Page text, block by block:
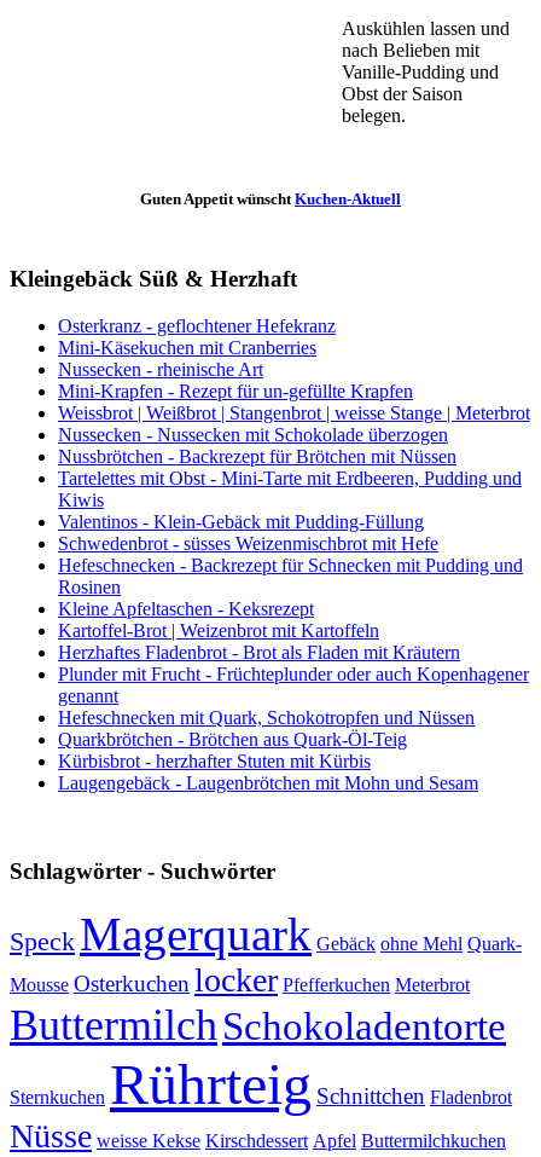
Auskühlen lassen und
nach Belieben mit
Vanille-Pudding und
Obst der Saison
belegen.
Guten Appetit wünscht Kuchen-Aktuell
Kleingebäck Süß & Herzhaft
Osterkranz - geflochtener Hefekranz
Mini-Käsekuchen mit Cranberries
Nussecken - rheinische Art
Mini-Krapfen - Rezept für un-gefüllte Krapfen
Weissbrot | Weißbrot | Stangenbrot | weisse Stange | Meterbrot
Nussecken - Nussecken mit Schokolade überzogen
Nussbrötchen - Backrezept für Brötchen mit Nüssen
Tartelettes mit Obst - Mini-Tarte mit Erdbeeren, Pudding und
Kiwis
Valentinos - Klein-Gebäck mit Pudding-Füllung
Schwedenbrot - süsses Weizenmischbrot mit Hefe
Hefeschnecken - Backrezept für Schnecken mit Pudding und
Rosinen
Kleine Apfeltaschen - Keksrezept
Kartoffel-Brot | Weizenbrot mit Kartoffeln
Herzhaftes Fladenbrot - Brot als Fladen mit Kräutern
Plunder mit Frucht - Früchteplunder oder auch Kopenhagener
genannt
Hefeschnecken mit Quark, Schokotropfen und Nüssen
Quarkbrötchen - Brötchen aus Quark-Öl-Teig
Kürbisbrot - herzhafter Stuten mit Kürbis
Laugengebäck - Laugenbrötchen mit Mohn und Sesam
Schlagwörter - Suchwörter
Speck Magerquark Gebäck ohne Mehl Quark-
Mousse Osterkuchenlocker Pfefferkuchen Meterbrot
ButtermilchSchokoladentorte
Sternkuchen Rührteig Schnittchen Fladenbrot
Nüsse weisse Kekse Kirschdessert Apfel Buttermilchkuchen